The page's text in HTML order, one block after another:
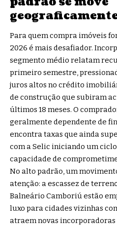
Para quem compra imóveis
2026 é mais desafiador.
segmento médio relatam
primeiro semestre,
juros altos no crédito
de construção que subiram
últimos 18 meses. O
geralmente dependente de
encontra taxas que ainda
com a Selic iniciando um
capacidade de
No alto padrão, um
atenção: a escassez de
Balneário Camboriú estão
luxo para cidades vizinhas
atraem novas incorporadoras